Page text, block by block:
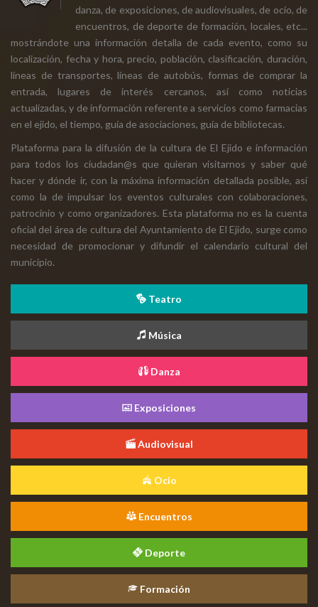
danza, de exposiciones, de audiovisuales, de ocio, de
encuentros, de deporte de formación, locales, etc...
mostrándote una información detalla de cada evento, como su
localización, fecha y hora, precio, población, clasificación, duración,
líneas de transportes, líneas de autobús, formas de comprar la
entrada, lugares de interés cercanos, así como noticias
actualizadas, y de información referente a servicios como farmacias
en el ejido, el tiempo, guía de asociaciones, guía de bibliotecas.
Plataforma para la difusión de la cultura de El Ejido e información
para todos los ciudadan@s que quieran visitarnos y saber qué
hacer y dónde ir, con la máxima información detallada posible, así
como la de impulsar los eventos culturales con colaboraciones,
patrocinio y como organizadores. Esta plataforma no es la cuenta
oficial del área de cultura del Ayuntamiento de El Ejido, surge como
necesidad de promocionar y difundir el calendario cultural del
municipio.
Teatro
Música
Danza
Exposiciones
Audiovisual
Ocio
Encuentros
Deporte
Formación